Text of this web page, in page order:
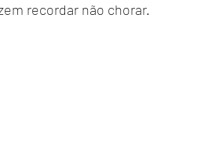
recordar não chorar.